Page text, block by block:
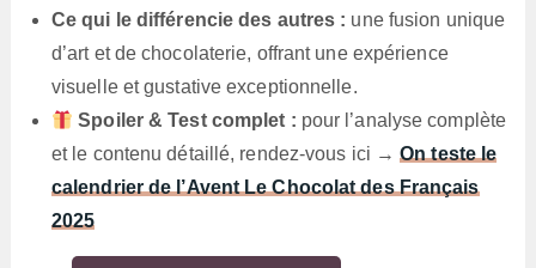
Ce qui le différencie des autres : une fusion unique
d’art et de chocolaterie, offrant une expérience
visuelle et gustative exceptionnelle.
Spoiler & Test complet : pour l’analyse complète
et le contenu détaillé, rendez-vous ici →On teste le
calendrier de l’Avent Le Chocolat des Français
2025